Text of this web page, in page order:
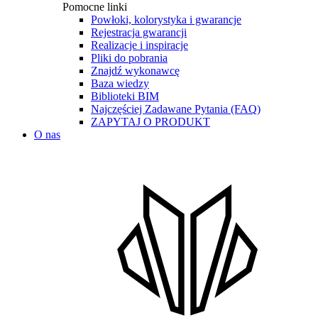
Pomocne linki
Powłoki, kolorystyka i gwarancje
Rejestracja gwarancji
Realizacje i inspiracje
Pliki do pobrania
Znajdź wykonawcę
Baza wiedzy
Biblioteki BIM
Najczęściej Zadawane Pytania (FAQ)
ZAPYTAJ O PRODUKT
O nas